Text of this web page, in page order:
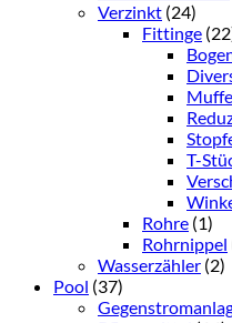
Verzinkt (24)
Fittinge
T-
Rohre (1)
Rohrnippel
Wasserzähler (2)
Pool (37)